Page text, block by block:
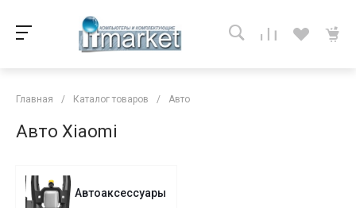
Главная / Каталог товаров / Авто
Авто Xiaomi
Автоаксессуары